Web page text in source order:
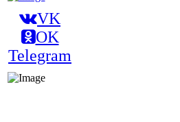
VK
OK
Telegram